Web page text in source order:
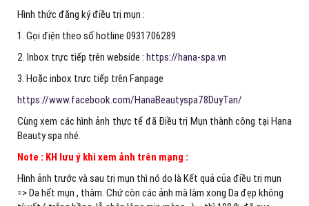
Hình thức đăng ký điều trị mụn :
1. Gọi điện theo số hotline 0931706289
2. Inbox trực tiếp trên webside : https://hana-spa.vn
3. Hoặc inbox trực tiếp trên Fanpage
https://www.facebook.com/HanaBeautyspa78DuyTan/
Cùng xem các hình ảnh thực tế đã Điều trị Mụn thành công tại Hana
Beauty spa nhé.
Note : KH lưu ý khi xem ảnh trên mạng :
Hình ảnh trước và sau trị mụn thì nó do là Kết quả của điều trị mụn
=> Da hết mụn , thâm. Chứ còn các ảnh mà làm xong Da đẹp không